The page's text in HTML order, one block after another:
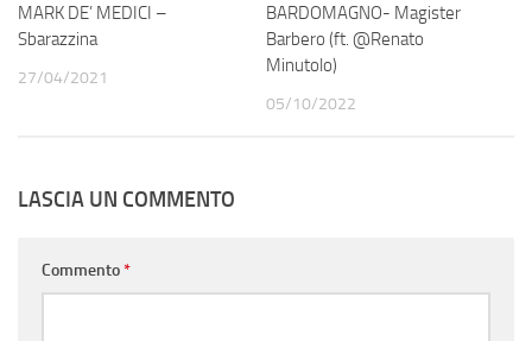
MARK DE’ MEDICI –
Sbarazzina
27/04/2021
BARDOMAGNO- Magister
Barbero (ft. @Renato
Minutolo)
05/10/2022
LASCIA UN COMMENTO
Commento*